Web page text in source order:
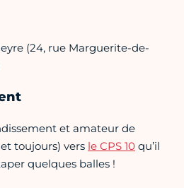
(24, rue Marguerite-de-
et amateur de
toujours) vers le CPS 10 qu’il
quelques balles !